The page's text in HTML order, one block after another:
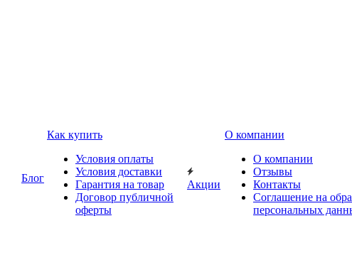
Блог
Как купить
Условия оплаты
Условия доставки
Гарантия на товар
Договор публичной
оферты
Акции
О компании
О компании
Отзывы
Контакты
Соглашение на
персональных